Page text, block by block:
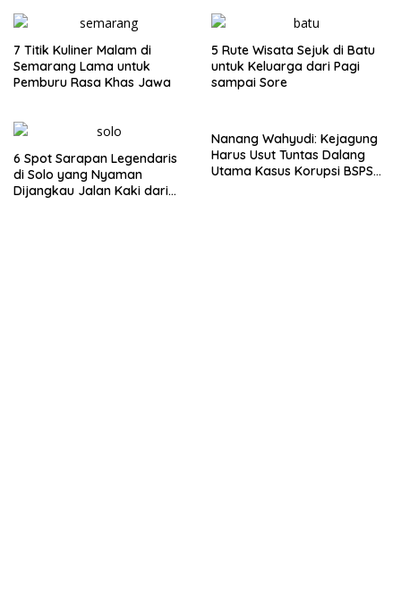
7 Titik Kuliner Malam di
Semarang Lama untuk
Pemburu Rasa Khas Jawa
5 Rute Wisata Sejuk di Batu
untuk Keluarga dari Pagi
sampai Sore
6 Spot Sarapan Legendaris
di Solo yang Nyaman
Dijangkau Jalan Kaki dari
Nanang Wahyudi: Kejagung
Harus Usut Tuntas Dalang
Utama Kasus Korupsi BSPS